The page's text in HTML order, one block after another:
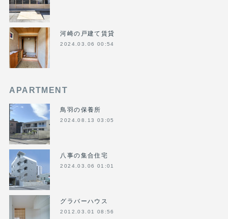
河崎の戸建て賃貸
2024.03.06 00:54
APARTMENT
鳥羽の保養所
2024.08.13 03:05
八事の集合住宅
2024.03.06 01:01
グラバーハウス
2012.03.01 08:56